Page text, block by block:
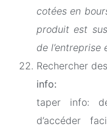
cotées en
produit est
de l’entreprise
Rechercher
info:
taper info:
d’accéder